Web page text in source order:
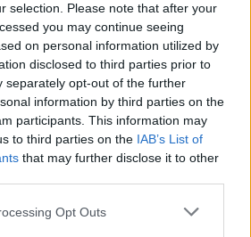
selection. Please note that after your
you may continue seeing
on personal information utilized by
disclosed to third parties prior to
separately opt-out of the further
information by third parties on the
participants. This information may
to third parties on the IAB’s List of
that may further disclose it to other
Opt Outs
Alpha Bank: Για πρώτη φορά το
Αρχαίο Θέατρο Επιδαύρου
άνοιξε τις πύλες του σε όλους
Βασιλόπουλος μετατρέπει τη
πράξη